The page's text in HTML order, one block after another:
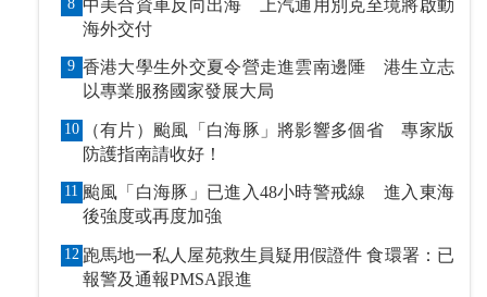
8 中美合資車反向出海 上汽通用別克至境將啟動
海外交付
9 香港大學生外交夏令營走進雲南邊陲 港生立志
以專業服務國家發展大局
10
（有片）颱風「白海豚」將影響多個省 專家版
防護指南請收好！
11 颱風「白海豚」已進入48小時警戒線 進入東海
後強度或再度加強
12 跑馬地一私人屋苑救生員疑用假證件 食環署：已
報警及通報PMSA跟進